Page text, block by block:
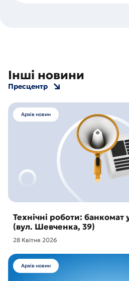
Інші новини
Пресцентр
Архів новин
Технічні роботи:
(вул. Шевченка, 39)
28 Квітня 2026
Архів новин